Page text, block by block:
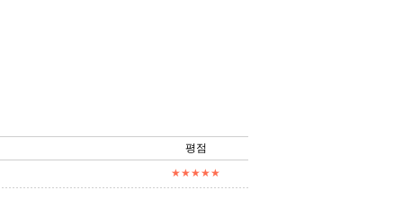
평점
★★★★★